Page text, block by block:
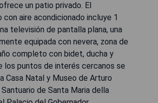
un patio privado. El
aire acondicionado incluye 1
televisión de pantalla plana, una
equipada con nevera, zona de
completo con bidet, ducha y
los puntos de interés cercanos se
Casa Natal y Museo de Arturo
de Santa Maria della